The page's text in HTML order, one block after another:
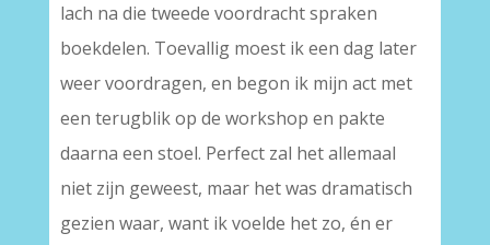
lach na die tweede voordracht spraken
boekdelen. Toevallig moest ik een dag later
weer voordragen, en begon ik mijn act met
een terugblik op de workshop en pakte
daarna een stoel. Perfect zal het allemaal
niet zijn geweest, maar het was dramatisch
gezien waar, want ik voelde het zo, én er